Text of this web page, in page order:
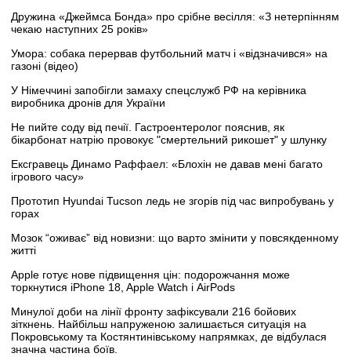
Дружина «Джеймса Бонда» про срібне весілля: «З нетерпінням
чекаю наступних 25 років»
Умора: собака перервав футбольний матч і «відзначився» на
газоні (відео)
У Німеччині запобігли замаху спецслужб РФ на керівника
виробника дронів для України
Не пийте соду від печії. Гастроентеролог пояснив, як
бікарбонат натрію провокує "смертельний рикошет" у шлунку
Ексгравець Динамо Раффаел: «Блохін не давав мені багато
ігрового часу»
Прототип Hyundai Tucson ледь не згорів під час випробувань у
горах
Мозок “оживає” від новизни: що варто змінити у повсякденному
житті
Apple готує нове підвищення цін: подорожчання може
торкнутися iPhone 18, Apple Watch і AirPods
Минулої доби на лінії фронту зафіксували 216 бойових
зіткнень. Найбільш напруженою залишається ситуація на
Покровському та Костянтинівському напрямках, де відбулася
значна частина боїв.